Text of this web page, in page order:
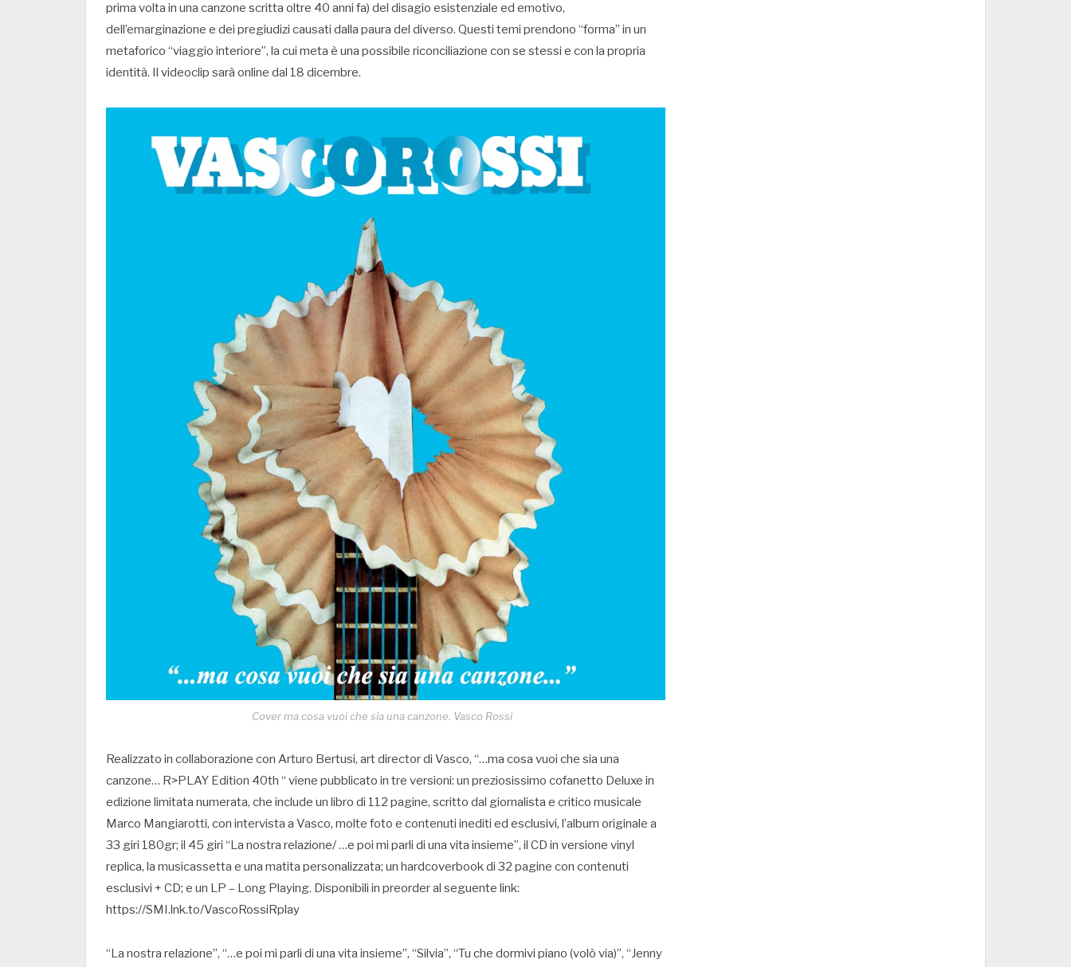
prima volta in una canzone scritta oltre 40 anni fa) del disagio esistenziale ed emotivo,
dell’emarginazione e dei pregiudizi causati dalla paura del diverso. Questi temi prendono “forma” in un
metaforico “viaggio interiore”, la cui meta è una possibile riconciliazione con se stessi e con la propria
identità. Il videoclip sarà online dal 18 dicembre.
Cover ma cosa vuoi che sia una canzone. Vasco Rossi
Realizzato in collaborazione con Arturo Bertusi, art director di Vasco, “…ma cosa vuoi che sia una
canzone… R>PLAY Edition 40th “ viene pubblicato in tre versioni: un preziosissimo cofanetto Deluxe in
edizione limitata numerata, che include un libro di 112 pagine, scritto dal giornalista e critico musicale
Marco Mangiarotti, con intervista a Vasco, molte foto e contenuti inediti ed esclusivi, l’album originale a
33 giri 180gr; il 45 giri “La nostra relazione/ …e poi mi parli di una vita insieme”, il CD in versione vinyl
replica, la musicassetta e una matita personalizzata; un hardcoverbook di 32 pagine con contenuti
esclusivi + CD; e un LP – Long Playing. Disponibili in preorder al seguente link:
https://SMI.lnk.to/VascoRossiRplay
“La nostra relazione”, “…e poi mi parli di una vita insieme”, “Silvia”, “Tu che dormivi piano (volò via)”, “Jenny